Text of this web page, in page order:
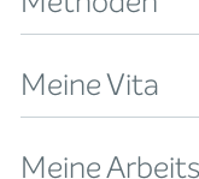
Meine Vita
Meine